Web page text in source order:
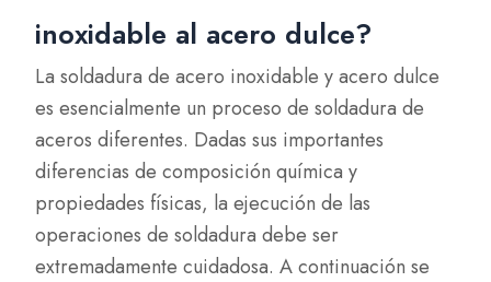
inoxidable al acero dulce?
La soldadura de acero inoxidable y acero dulce
es esencialmente un proceso de soldadura de
aceros diferentes. Dadas sus importantes
diferencias de composición química y
propiedades físicas, la ejecución de las
operaciones de soldadura debe ser
extremadamente cuidadosa. A continuación se